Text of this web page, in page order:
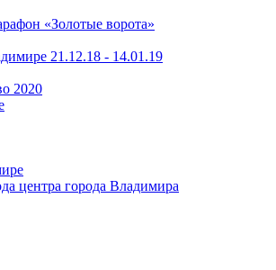
«Золотые ворота»
21.12.18 - 14.01.19
2020
центра города Владимира